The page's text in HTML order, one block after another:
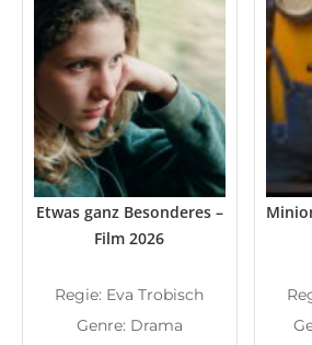
Etwas ganz Besonderes –
Film 2026
Regie: Eva Trobisch
Genre: Drama